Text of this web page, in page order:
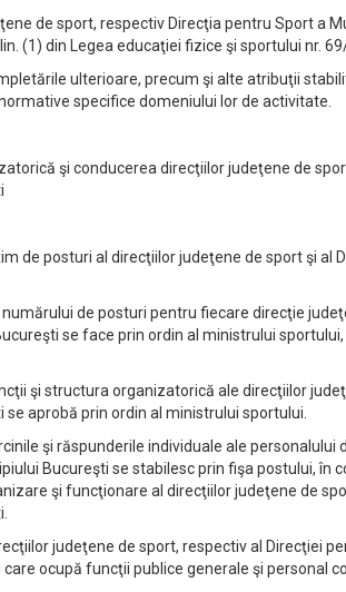
de sport, respectiv Direcţia pentru Sport a
(1) din Legea educaţiei fizice şi sportului nr.
ulterioare, precum şi alte atribuţii
specifice domeniului lor de activitate.
şi conducerea direcţiilor judeţene de
posturi al direcţiilor judeţene de sport şi al
de posturi pentru fiecare direcţie
se face prin ordin al ministrului
şi structura organizatorică ale direcţiilor
se aprobă prin ordin al ministrului sportului.
şi răspunderile individuale ale personalului
Bucureşti se stabilesc prin fişa postului,
şi funcţionare al direcţiilor judeţene de
judeţene de sport, respectiv al Direcţiei
ocupă funcţii publice generale şi personal